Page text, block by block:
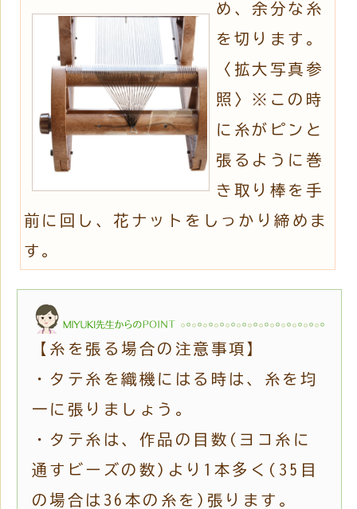
め、余分な糸
を切ります。
〈拡大写真参
照〉※この時
に糸がピンと
張るように巻
き取り棒を手
前に回し、花ナットをしっかり締めま
す。
【糸を張る場合の注意事項】
・タテ糸を織機にはる時は、糸を均
一に張りましょう。
・タテ糸は、作品の目数(ヨコ糸に
通すビーズの数)より1本多く(35目
の場合は36本の糸を)張ります。